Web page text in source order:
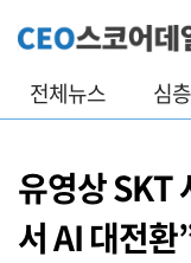
전체뉴스 심
유영상 SKT
서 AI 대전환